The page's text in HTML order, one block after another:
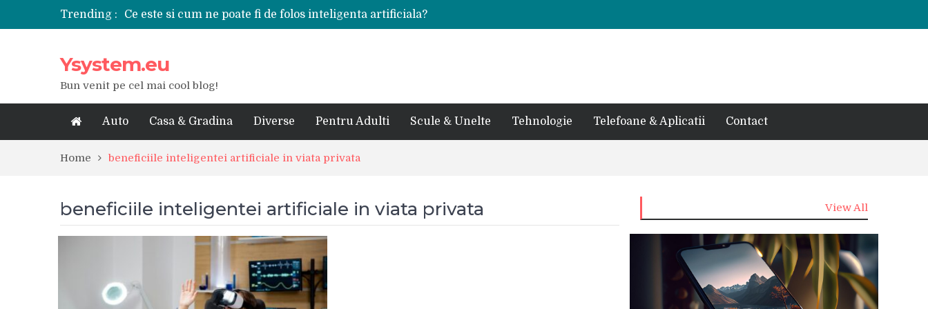
Trending :
Ce este si cum ne poate fi de folos inteligenta artificiala?
Tipuri de polizoare de care este nevoie intr-un atelier
De ce poate fi riscant consumul de bauturi alcoolice?
Ce marca auto sa aleg dintre Mercedes, Audi si BMW?
Merita sa aleg un gard din fier forjat pentru curtea casei?
Cele mai bune smartphone-uri lansate in anul 2024
Modul in care a evoluat tehnologia in ultimul secol
iPhone 16Pro Max sau Samsung Galaxy S24 Ultra?
Ysystem.eu
Bun venit pe cel mai cool blog!
Auto Casa & Gradina Diverse Pentru Adulti Scule & Unelte Tehnologie Telefoane & Aplicatii Contact
Home beneficiile inteligentei artificiale in viata privata
beneficiile inteligentei artificiale in viata privata View All